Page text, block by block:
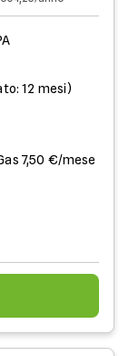
12 mesi)
7,50 €/mese